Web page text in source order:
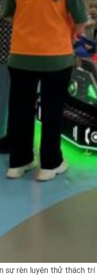
sự rèn luyện thử thách trí